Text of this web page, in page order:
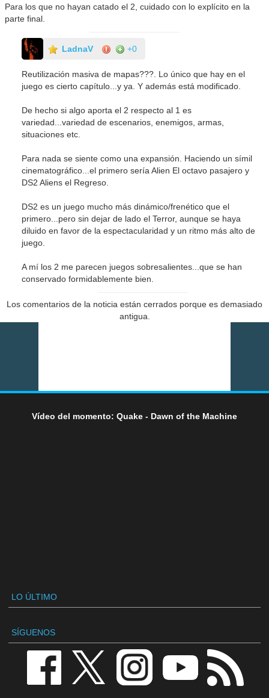
Para los que no hayan catado el 2, cuidado con lo explícito en la
parte final.
LadnaV +0
Reutilización masiva de mapas???. Lo único que hay en el
juego es cierto capítulo...y ya. Y además está modificado.
De hecho si algo aporta el 2 respecto al 1 es
variedad...variedad de escenarios, enemigos, armas,
situaciones etc.
Para nada se siente como una expansión. Haciendo un símil
cinematográfico...el primero sería Alien El octavo pasajero y
DS2 Aliens el Regreso.
DS2 es un juego mucho más dinámico/frenético que el
primero...pero sin dejar de lado el Terror, aunque se haya
diluido en favor de la espectacularidad y un ritmo más alto de
juego.
A mí los 2 me parecen juegos sobresalientes...que se han
conservado formidablemente bien.
Los comentarios de la noticia están cerrados porque es demasiado
antigua.
Vídeo del momento: Quake - Dawn of the Machine
LO ÚLTIMO
SÍGUENOS